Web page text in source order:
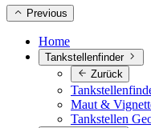
Previous
Home
Tankstellenfinder
Zurück
Maut &
Tankstellen